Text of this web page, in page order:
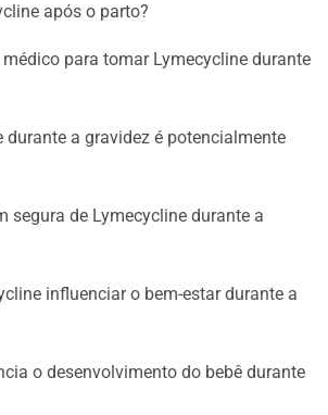
após o parto?
para tomar Lymecycline durante
durante a gravidez é potencialmente
segura de Lymecycline durante a
influenciar o bem-estar durante a
o desenvolvimento do bebê durante